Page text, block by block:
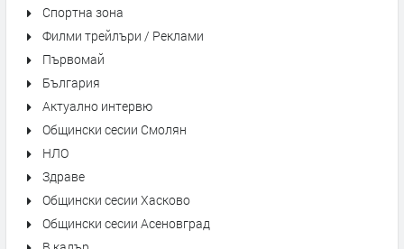
Спортна зона
Филми трейлъри / Реклами
Първомай
България
Актуално интервю
Общински сесии Смолян
НЛО
Здраве
Общински сесии Хасково
Общински сесии Асеновград